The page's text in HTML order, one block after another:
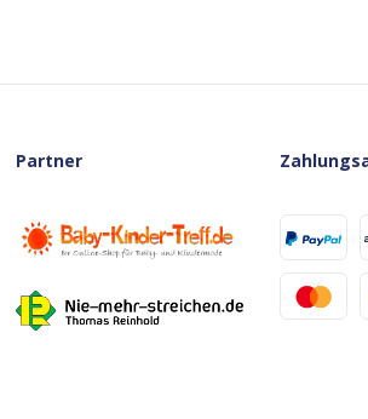
Partner